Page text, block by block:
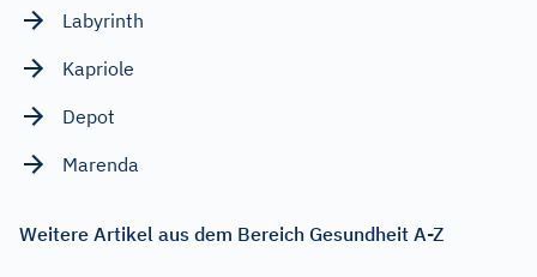
Labyrinth
Kapriole
Depot
Marenda
Weitere Artikel aus dem Bereich Gesundheit A-Z